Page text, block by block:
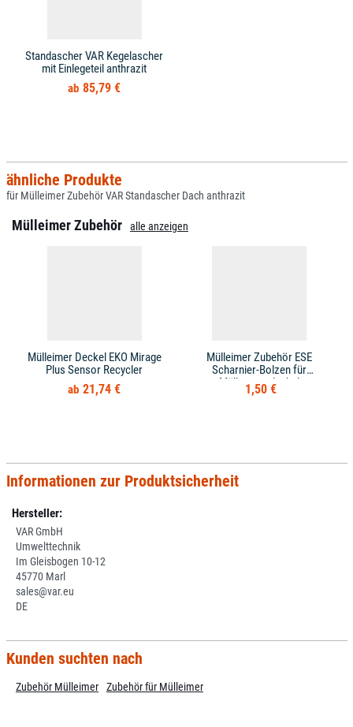
Standascher VAR Kegelascher
mit Einlegeteil anthrazit
85,79 €
ähnliche Produkte
für Mülleimer Zubehör VAR Standascher Dach anthrazit
Mülleimer Zubehör alle anzeigen
Mülleimer Deckel EKO Mirage
Plus Sensor Recycler
21,74 €
Mülleimer Zubehör ESE
Scharnier-Bolzen für
Mülltonnendeckel
1,50 €
Informationen zur Produktsicherheit
Hersteller:
VAR GmbH
Umwelttechnik
Im Gleisbogen 10-12
45770 Marl
sales@var.eu
DE
Kunden suchten nach
Zubehör Mülleimer Zubehör für Mülleimer